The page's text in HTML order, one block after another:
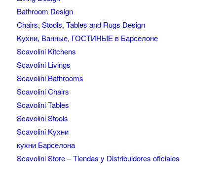
Bathroom Design
Chairs, Stools, Tables and Rugs Design
Kухни, Ванные, ГОСТИНЫЕ в Барселоне
Scavolini Kitchens
Scavolini Livings
Scavolini Bathrooms
Scavolini Chairs
Scavolini Tables
Scavolini Stools
Scavolini Kухни
кухни Барселона
Scavolini Store – Tiendas y Distribuidores oficiales